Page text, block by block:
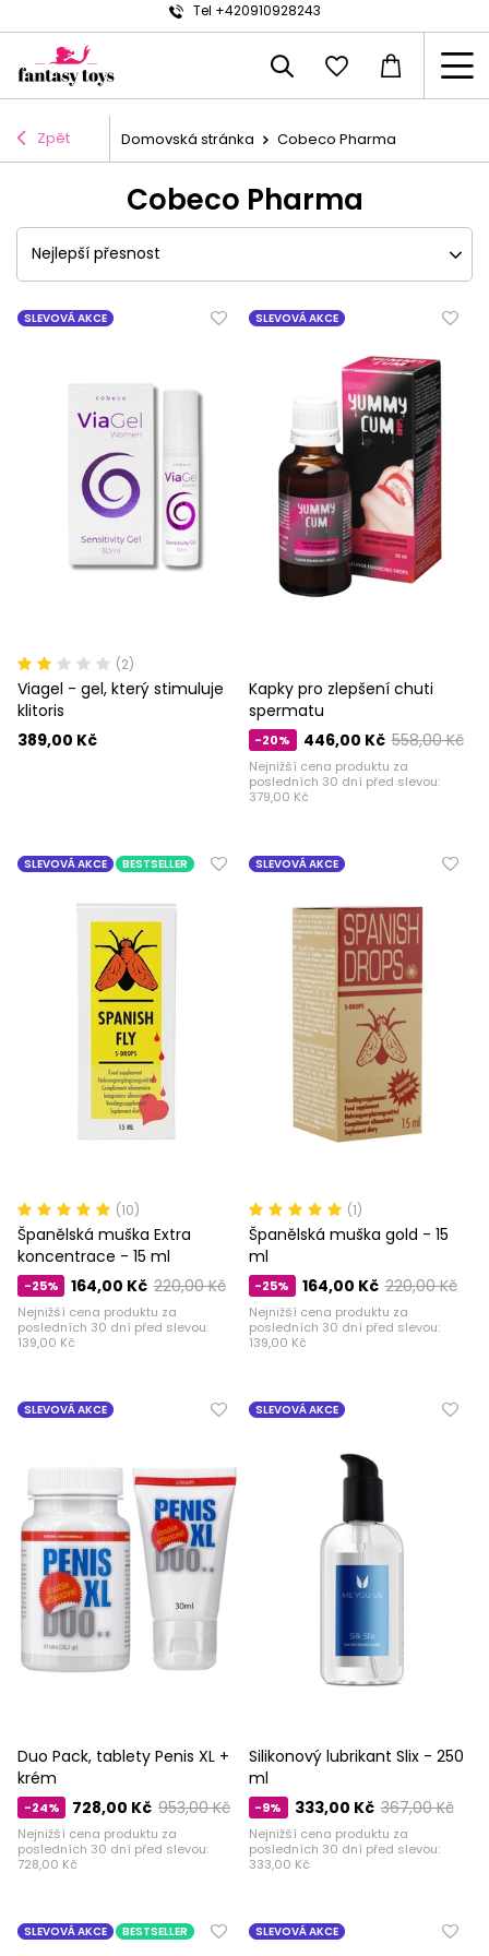
Tel +420910928243
Zpět Domovská stránka Cobeco Pharma
Cobeco Pharma
Nejlepší přesnost
SLEVOVÁ AKCE
(2)
Viagel - gel, který stimuluje
klitoris
389,00 Kč
SLEVOVÁ AKCE
Kapky pro zlepšení chuti
spermatu
-20% 558,00 Kč
446,00 Kč
Nejnižší cena produktu za
posledních 30 dní před slevou:
379,00 Kč
SLEVOVÁ AKCE BESTSELLER
(10)
Španělská muška Extra
koncentrace - 15 ml
-25% 220,00 Kč
164,00 Kč
Nejnižší cena produktu za
posledních 30 dní před slevou:
139,00 Kč
SLEVOVÁ AKCE
(1)
Španělská muška gold - 15
ml
-25% 220,00 Kč
164,00 Kč
Nejnižší cena produktu za
posledních 30 dní před slevou:
139,00 Kč
SLEVOVÁ AKCE
Duo Pack, tablety Penis XL +
krém
-24% 953,00 Kč
728,00 Kč
Nejnižší cena produktu za
posledních 30 dní před slevou:
728,00 Kč
SLEVOVÁ AKCE
Silikonový lubrikant Slix - 250
ml
-9% 367,00 Kč
333,00 Kč
Nejnižší cena produktu za
posledních 30 dní před slevou:
333,00 Kč
SLEVOVÁ AKCE BESTSELLER SLEVOVÁ AKCE